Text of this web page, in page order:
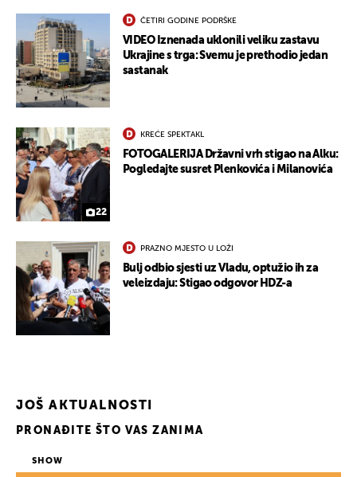
ČETIRI GODINE PODRŠKE
VIDEO Iznenada uklonili veliku zastavu
Ukrajine s trga: Svemu je prethodio jedan
sastanak
22
KREĆE SPEKTAKL
FOTOGALERIJA Državni vrh stigao na Alku:
Pogledajte susret Plenkovića i Milanovića
PRAZNO MJESTO U LOŽI
Bulj odbio sjesti uz Vladu, optužio ih za
veleizdaju: Stigao odgovor HDZ-a
JOŠ AKTUALNOSTI
PRONAĐITE ŠTO VAS ZANIMA
SHOW